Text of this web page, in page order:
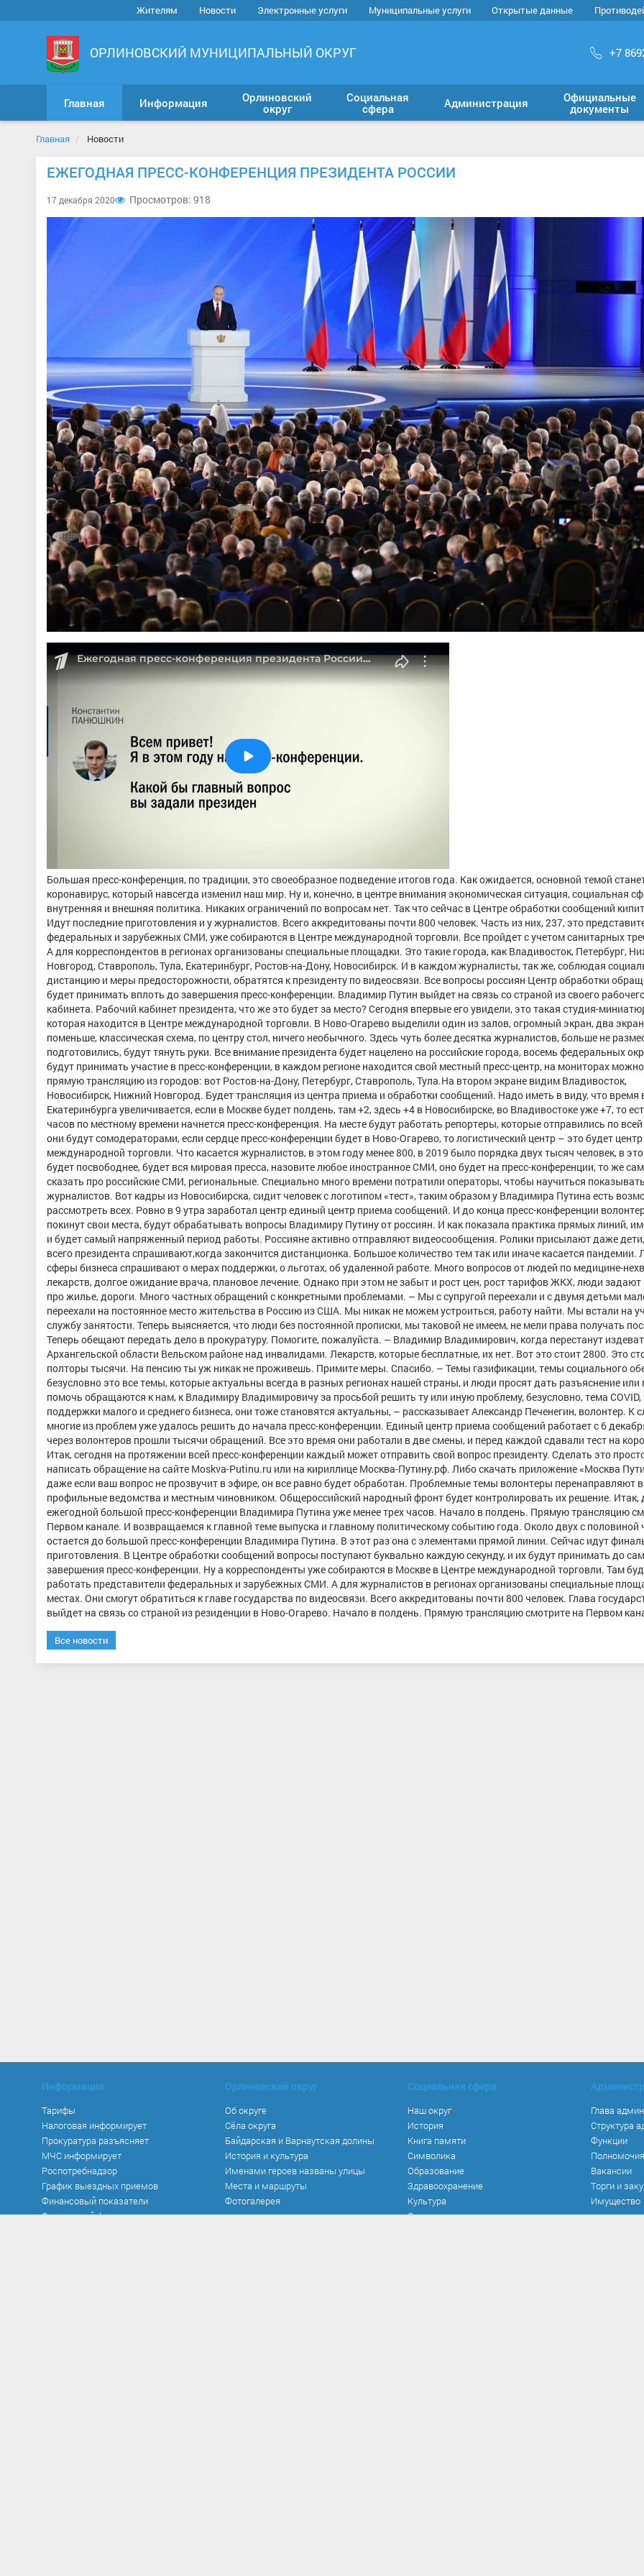
Жителям Новости Электронные услуги Муниципальные услуги Открытые данные
ОРЛИНОВСКИЙ МУНИЦИПАЛЬНЫЙ ОКРУГ +7
Главная Информация
Орлиновский
округ
Социальная
сфера
Администрация
Официальные
документы
Главная Новости
ЕЖЕГОДНАЯ ПРЕСС-КОНФЕРЕНЦИЯ ПРЕЗИДЕНТА РОССИИ
17 декабря 2020 Просмотров: 918
Большая пресс-конференция, по традиции, это своеобразное подведение итогов года. Как ожидается, основной темой
коронавирус, который навсегда изменил наш мир. Ну и, конечно, в центре внимания экономическая ситуация, социальная
внутренняя и внешняя политика. Никаких ограничений по вопросам нет. Так что сейчас в Центре обработки сообщений
Идут последние приготовления и у журналистов. Всего аккредитованы почти 800 человек. Часть из них, 237, это
федеральных и зарубежных СМИ, уже собираются в Центре международной торговли. Все пройдет с учетом санитарных
А для корреспондентов в регионах организованы специальные площадки. Это такие города, как Владивосток, Петербург,
Новгород, Ставрополь, Тула, Екатеринбург, Ростов-на-Дону, Новосибирск. И в каждом журналисты, так же, соблюдая
дистанцию и меры предосторожности, обратятся к президенту по видеосвязи. Все вопросы россиян Центр обработки
будет принимать вплоть до завершения пресс-конференции. Владимир Путин выйдет на связь со страной из своего
кабинета. Рабочий кабинет президента, что же это будет за место? Сегодня впервые его увидели, это такая студия-
которая находится в Центре международной торговли. В Ново-Огарево выделили один из залов, огромный экран, два
поменьше, классическая схема, по центру стол, ничего необычного. Здесь чуть более десятка журналистов, больше не
подготовились, будут тянуть руки. Все внимание президента будет нацелено на российские города, восемь федеральных
будут принимать участие в пресс-конференции, в каждом регионе находится свой местный пресс-центр, на мониторах
прямую трансляцию из городов: вот Ростов-на-Дону, Петербург, Ставрополь, Тула.На втором экране видим Владивосток,
Новосибирск, Нижний Новгород. Будет трансляция из центра приема и обработки сообщений. Надо иметь в виду, что время
Екатеринбурга увеличивается, если в Москве будет полдень, там +2, здесь +4 в Новосибирске, во Владивостоке уже +7, то
часов по местному времени начнется пресс-конференция. На месте будут работать репортеры, которые отправились по всей
они будут сомодераторами, если сердце пресс-конференции будет в Ново-Огарево, то логистический центр – это будет центр
международной торговли. Что касается журналистов, в этом году менее 800, в 2019 было порядка двух тысяч человек, в
будет посвободнее, будет вся мировая пресса, назовите любое иностранное СМИ, оно будет на пресс-конференции, то же
сказать про российские СМИ, региональные. Специально много времени потратили операторы, чтобы научиться
журналистов. Вот кадры из Новосибирска, сидит человек с логотипом «тест», таким образом у Владимира Путина есть
рассмотреть всех. Ровно в 9 утра заработал центр единый центр приема сообщений. И до конца пресс-конференции
покинут свои места, будут обрабатывать вопросы Владимиру Путину от россиян. И как показала практика прямых линий,
и будет самый напряженный период работы. Россияне активно отправляют видеосообщения. Ролики присылают даже
всего президента спрашивают,когда закончится дистанционка. Большое количество тем так или иначе касается пандемии.
сферы бизнеса спрашивают о мерах поддержки, о льготах, об удаленной работе. Много вопросов от людей по медицине-
лекарств, долгое ожидание врача, плановое лечение. Однако при этом не забыт и рост цен, рост тарифов ЖКХ, люди
про жилье, дороги. Много частных обращений с конкретными проблемами. – Мы с супругой переехали и с двумя детьми
переехали на постоянное место жительства в Россию из США. Мы никак не можем устроиться, работу найти. Мы встали на
службу занятости. Теперь выясняется, что люди без постоянной прописки, мы таковой не имеем, не мели права получать
Теперь обещают передать дело в прокуратуру. Помогите, пожалуйста. – Владимир Владимирович, когда перестанут
Архангельской области Вельском районе над инвалидами. Лекарств, которые бесплатные, их нет. Вот это стоит 2800. Это
полторы тысячи. На пенсию ты уж никак не проживешь. Примите меры. Спасибо. – Темы газификации, темы социального
безусловно это все темы, которые актуальны всегда в разных регионах нашей страны, и люди просят дать разъяснение или
помочь обращаются к нам, к Владимиру Владимировичу за просьбой решить ту или иную проблему, безусловно, тема COVID,
поддержки малого и среднего бизнеса, они тоже становятся актуальны, – рассказывает Александр Печенегин, волонтер. К
многие из проблем уже удалось решить до начала пресс-конференции. Единый центр приема сообщений работает с 6
через волонтеров прошли тысячи обращений. Все это время они работали в две смены, и перед каждой сдавали тест на
Итак, сегодня на протяжении всей пресс-конференции каждый может отправить свой вопрос президенту. Сделать это
написать обращение на сайте Moskva-Putinu.ru или на кириллице Москва-Путину.рф. Либо скачать приложение «Москва
даже если ваш вопрос не прозвучит в эфире, он все равно будет обработан. Проблемные темы волонтеры перенаправляют в
профильные ведомства и местным чиновником. Общероссийский народный фронт будет контролировать их решение. Итак,
ежегодной большой пресс-конференции Владимира Путина уже менее трех часов. Начало в полдень. Прямую трансляцию
Первом канале. И возвращаемся к главной теме выпуска и главному политическому событию года. Около двух с половиной
остается до большой пресс-конференции Владимира Путина. В этот раз она с элементами прямой линии. Сейчас идут
приготовления. В Центре обработки сообщений вопросы поступают буквально каждую секунду, и их будут принимать до
завершения пресс-конференции. Ну а корреспонденты уже собираются в Москве в Центре международной торговли. Там
работать представители федеральных и зарубежных СМИ. А для журналистов в регионах организованы специальные
местах. Они смогут обратиться к главе государства по видеосвязи. Всего аккредитованы почти 800 человек. Глава
выйдет на связь со страной из резиденции в Ново-Огарево. Начало в полдень. Прямую трансляцию смотрите на Первом
Все новости
Информация
Тарифы
Налоговая информирует
Прокуратура разъясняет
МЧС информирует
Роспотребнадзор
График выездных приемов
Финансовый показатели
Социальный фонд
Орлиновский округ
Об округе
Сёла округа
Байдарская и Варнаутская долины
История и культура
Именами героев названы улицы
Места и маршруты
Фотогалерея
Социальная сфера
Наш округ
История
Книга памяти
Символика
Образование
Здравоохранение
Культура
Спорт
Глава
Структура
Функции
Вакансии
Торги и
Имущество